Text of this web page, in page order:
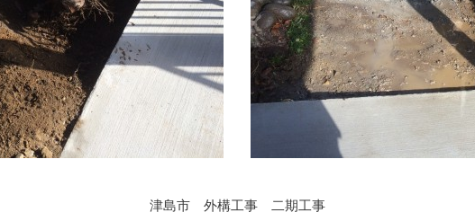
津島市　外構工事　二期工事